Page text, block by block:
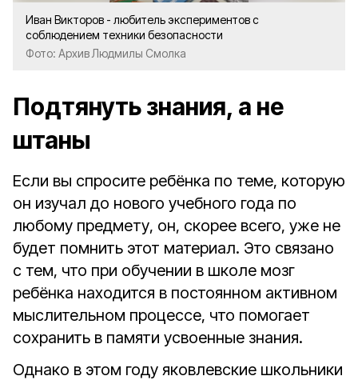
Иван Викторов - любитель экспериментов с
соблюдением техники безопасности
Фото: Архив Людмилы Смолка
Подтянуть знания, а не
штаны
Если вы спросите ребёнка по теме, которую
он изучал до нового учебного года по
любому предмету, он, скорее всего, уже не
будет помнить этот материал. Это связано
с тем, что при обучении в школе мозг
ребёнка находится в постоянном активном
мыслительном процессе, что помогает
сохранить в памяти усвоенные знания.
Однако в этом году яковлевские школьники